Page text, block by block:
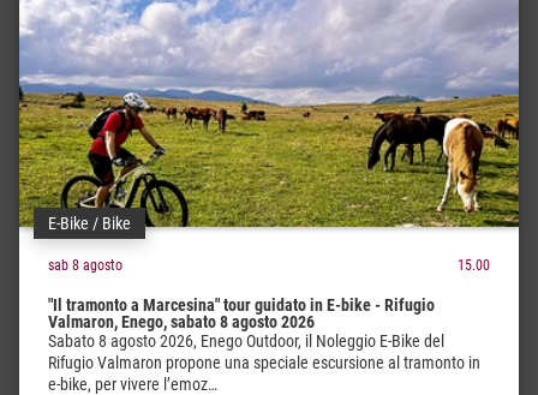
E-Bike / Bike
sab 8 agosto 15.00
"Il tramonto a Marcesina" tour guidato in E-bike - Rifugio
Valmaron, Enego, sabato 8 agosto 2026
Sabato 8 agosto 2026, Enego Outdoor, il Noleggio E-Bike del
Rifugio Valmaron propone una speciale escursione al tramonto in
e-bike, per vivere l’emoz…